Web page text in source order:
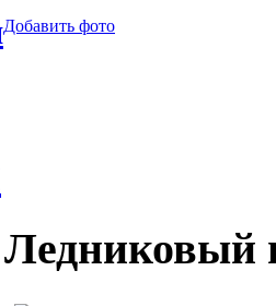
Добавить фото
Ледниковый